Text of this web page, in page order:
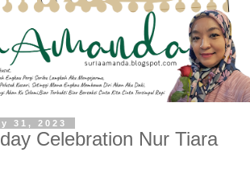
31, 2023
Celebration Nur Tiara